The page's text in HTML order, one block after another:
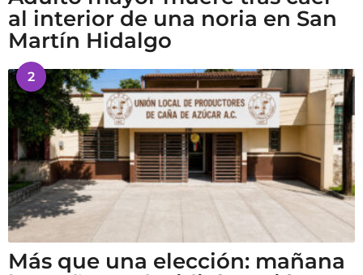
al interior de una noria en San
Martín Hidalgo
2
Más que una elección: mañana